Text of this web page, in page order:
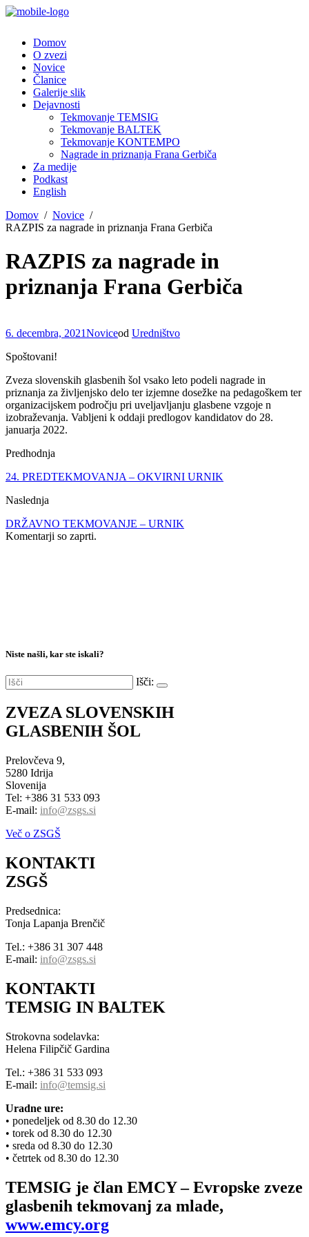
Domov
O zvezi
Novice
Članice
Galerije slik
Dejavnosti
Tekmovanje TEMSIG
Tekmovanje BALTEK
Tekmovanje KONTEMPO
Nagrade in priznanja Frana Gerbiča
Za medije
Podkast
English
Domov
Novice
RAZPIS za nagrade in priznanja Frana Gerbiča
RAZPIS za nagrade in
priznanja Frana Gerbiča
6. decembra, 2021Noviceod Uredništvo
Spoštovani!
Zveza slovenskih glasbenih šol vsako leto podeli nagrade in
priznanja za življenjsko delo ter izjemne dosežke na pedagoškem ter
organizacijskem področju pri uveljavljanju glasbene vzgoje n
izobraževanja. Vabljeni k oddaji predlogov kandidatov do 28.
januarja 2022.
Predhodnja
24. PREDTEKMOVANJA – OKVIRNI URNIK
Naslednja
DRŽAVNO TEKMOVANJE – URNIK
Komentarji so zaprti.
Niste našli, kar ste iskali?
Išči:
ZVEZA SLOVENSKIH
GLASBENIH ŠOL
Prelovčeva 9,
5280 Idrija
Slovenija
Tel: +386 31 533 093
E-mail: info@zsgs.si
Več o ZSGŠ
KONTAKTI
ZSGŠ
Predsednica:
Tonja Lapanja Brenčič
Tel.: +386 31 307 448
E-mail: info@zsgs.si
KONTAKTI
TEMSIG IN BALTEK
Strokovna sodelavka:
Helena Filipčič Gardina
Tel.: +386 31 533 093
E-mail: info@temsig.si
Uradne ure:
• ponedeljek od 8.30 do 12.30
• torek od 8.30 do 12.30
• sreda od 8.30 do 12.30
• četrtek od 8.30 do 12.30
TEMSIG je član EMCY – Evropske zveze
glasbenih tekmovanj za mlade,
www.emcy.org